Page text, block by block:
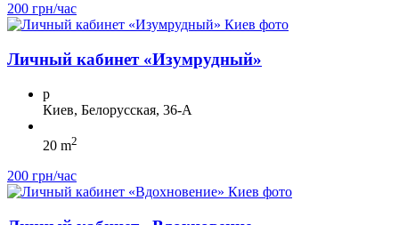
200 грн/час
Личный кабинет «Изумрудный»
p
Киев, Белорусская, 36-А
20 m2
200 грн/час